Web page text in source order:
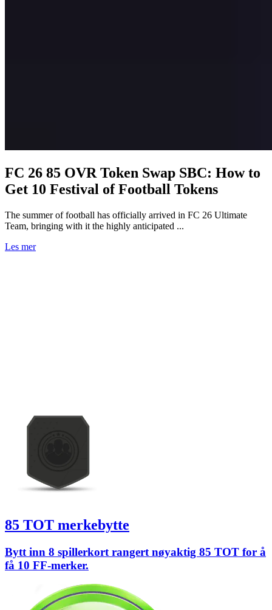
FC 26 85 OVR Token Swap SBC: How to
Get 10 Festival of Football Tokens
The summer of football has officially arrived in FC 26 Ultimate
Team, bringing with it the highly anticipated ...
Les mer
85 TOT merkebytte
Bytt inn 8 spillerkort rangert nøyaktig 85 TOT for å
få 10 FF-merker.